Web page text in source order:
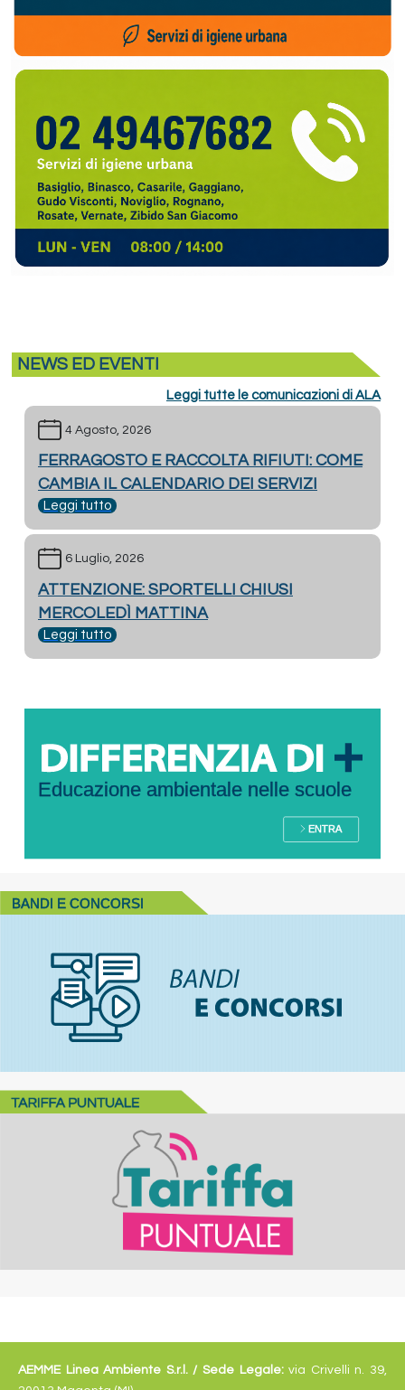
NEWS ED EVENTI
Leggi tutte le comunicazioni di ALA
4 Agosto, 2026
FERRAGOSTO E RACCOLTA RIFIUTI: COME
CAMBIA IL CALENDARIO DEI SERVIZI
Leggi tutto
6 Luglio, 2026
ATTENZIONE: SPORTELLI CHIUSI
MERCOLEDÌ MATTINA
Leggi tutto
AEMME Linea Ambiente S.r.l. / Sede Legale:via Crivelli n. 39,